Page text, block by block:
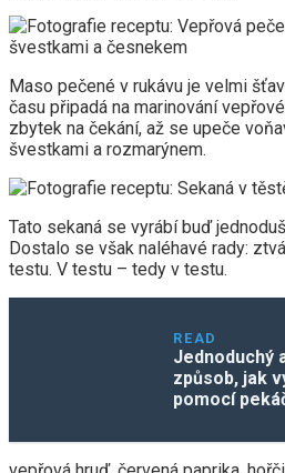
Maso pečené v rukávu je velmi
času připadá na marinování
zbytek na čekání, až se upeče
švestkami a rozmarýnem.
Tato sekaná se vyrábí buď
Dostalo se však naléhavé rady:
testu. V testu – tedy v testu.
READ
Jednoduchý
způsob, jak
pomocí